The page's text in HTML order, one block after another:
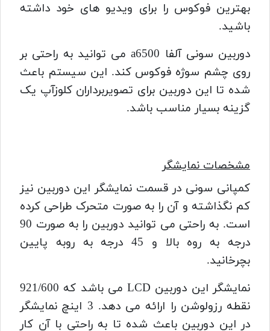
بهترین فوکوس را برای ویدیو های خود داشته
باشید.
دوربین سونی آلفا a6500 می توانید به راحتی بر
روی چشم سوژه فوکوس کند. این سیستم باعث
شده تا این دوربین برای تصویربرداران کلوزآپ یک
گزینه بسیار مناسب باشد.
مشخصات نمایشگر
کمپانی سونی در قسمت نمایشگر این دوربین نیز
کم نگذاشته و آن را به صورت متحرک طراحی کرده
است.
به راحتی می توانید دوربین را به صورت 90
درجه به روه بالا و 45 درجه به روبه پایین
بچرخانید.
نمایشگر این دوربین LCD می باشد که 921/600
نقطه رزولوشن را ارائه می دهد.
3 اینچ نمایشگر
در این دوربین باعث شده تا به راحتی با آن کار